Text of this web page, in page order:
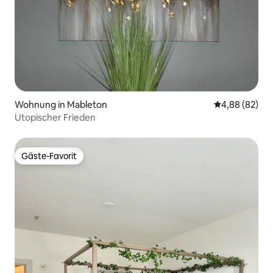
Wohnung in Mableton
4,88 (82)
Utopischer Frieden
Gäste-Favorit
Gäste-Favorit